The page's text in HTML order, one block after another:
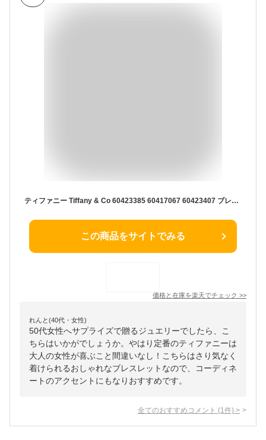
ティファニー Tiffany & Co 60423385 60417067 60423407 ブレスレット レディース アクセサリー ハードウェア マイクロ リンク スターリングシルバー ジュエリー ギフト プレゼント お祝い 記念 HardWear Micro Link Bracelet in Sterling Silver シルバー S M L
この商品をサイトでみる
価格と在庫を楽天でチェック >>
れんと(40代・女性)
50代女性へサプライズで贈るジュエリーでしたら、こ
ちらはいかがでしょうか。やはり定番のティファニーは
大人の女性が喜ぶこと間違いなし！こちらはさり気なく
着けられるおしゃれなブレスレットなので、コーディネ
ートのアクセントにもなりおすすめです。
全てのおすすめコメント (1 件) >